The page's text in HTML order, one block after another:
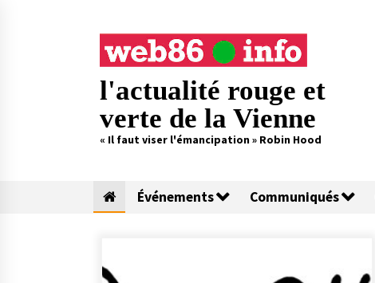
l'actualité rouge et
verte de la Vienne
« Il faut viser l'émancipation » Robin Hood
Événements Communiqués